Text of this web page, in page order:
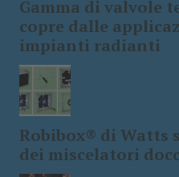
Gamma di valvole
copre dalle
impianti radianti
Robibox® di Watts
dei miscelatori